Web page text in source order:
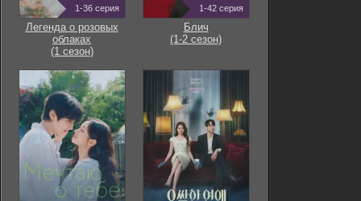
1-36 серия
Легенда о розовых
облаках
(1 сезон)
1-42 серия
Блич
(1-2 сезон)